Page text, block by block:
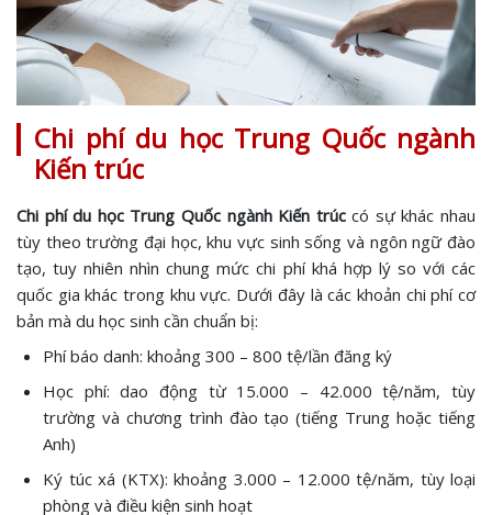
Chi phí du học Trung Quốc ngành
Kiến trúc
Chi phí du học Trung Quốc ngành Kiến trúccó sự khác nhau
tùy theo trường đại học, khu vực sinh sống và ngôn ngữ đào
tạo, tuy nhiên nhìn chung mức chi phí khá hợp lý so với các
quốc gia khác trong khu vực. Dưới đây là các khoản chi phí cơ
bản mà du học sinh cần chuẩn bị:
Phí báo danh: khoảng 300 – 800 tệ/lần đăng ký
Học phí: dao động từ 15.000 – 42.000 tệ/năm, tùy
trường và chương trình đào tạo (tiếng Trung hoặc tiếng
Anh)
Ký túc xá (KTX): khoảng 3.000 – 12.000 tệ/năm, tùy loại
phòng và điều kiện sinh hoạt